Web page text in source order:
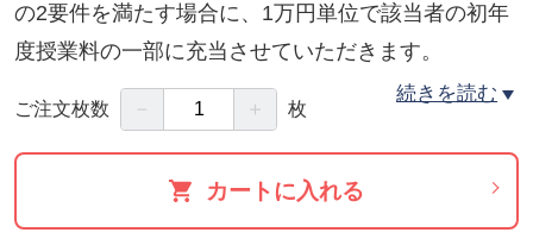
の2要件を満たす場合に、1万円単位で該当者の初年
度授業料の一部に充当させていただきます。
この二つの要件を満たさない地域については、プー
ルされているご支援額を翌年にキャリーオーバーい
たします。
なお、要件１を満たす地域に該当者が複数名いる場
続きを読む
ご注文枚数 － ＋ 枚
カートに入れる